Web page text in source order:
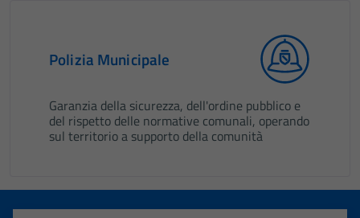
Polizia Municipale
Garanzia della sicurezza, dell'ordine pubblico e
del rispetto delle normative comunali, operando
sul territorio a supporto della comunità